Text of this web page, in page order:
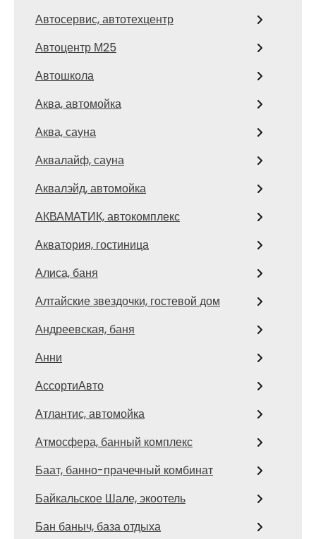
Автосервис, автотехцентр
Автоцентр М25
Автошкола
Аква, автомойка
Аква, сауна
Аквалайф, сауна
Аквалэйд, автомойка
АКВАМАТИК, автокомплекс
Акватория, гостиница
Алиса, баня
Алтайские звездочки, гостевой дом
Андреевская, баня
Анни
АссортиАвто
Атлантис, автомойка
Атмосфера, банный комплекс
Баат, банно-прачечный комбинат
Байкальское Шале, экоотель
Бан баныч, база отдыха